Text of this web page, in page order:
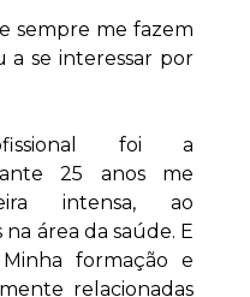
sempre me fazem
a se interessar por
foi a
25 anos me
intensa, ao
área da saúde. E
formação e
relacionadas